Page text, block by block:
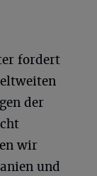
fordert
der
wir
und